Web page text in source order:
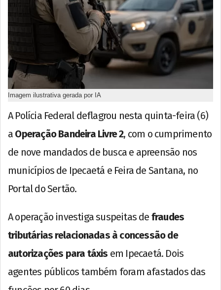
Imagem ilustrativa gerada por IA
A Polícia Federal deflagrou nesta quinta-feira (6)
a Operação Bandeira Livre 2, com o cumprimento
de nove mandados de busca e apreensão nos
municípios de Ipecaetá e Feira de Santana, no
Portal do Sertão.
A operação investiga suspeitas de fraudes
tributárias relacionadas à concessão de
autorizações para táxis em Ipecaetá. Dois
agentes públicos também foram afastados das